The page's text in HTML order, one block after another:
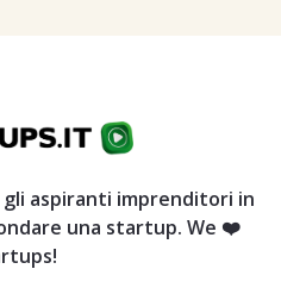
aspiranti imprenditori in
una startup. We ❤️